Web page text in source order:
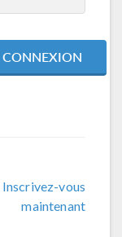
Inscrivez-vous
maintenant